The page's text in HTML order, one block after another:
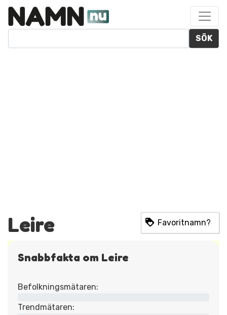
SÖK
Leire Favoritnamn?
Snabbfakta om Leire
Befolkningsmätaren:
Trendmätaren: